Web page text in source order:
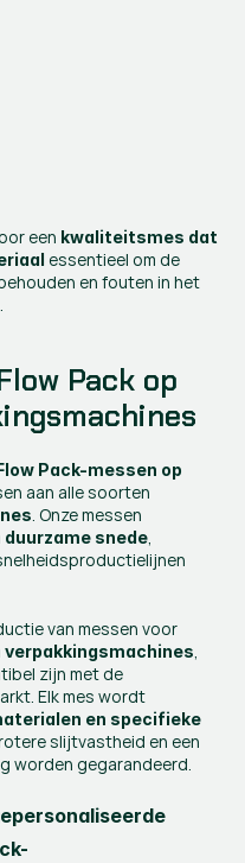
een kwaliteitsmes dat
essentieel om de
en fouten in het
Pack op
Pack-messen op
. Onze messen
duurzame snede,
verpakkingsmachines,
zijn met de
Elk mes wordt
en specifieke
slijtvastheid en een
worden gegarandeerd.